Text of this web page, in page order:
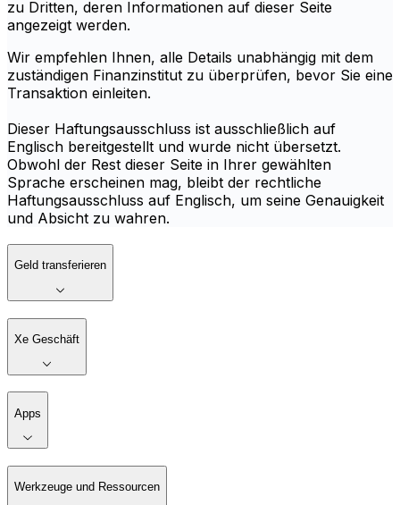
zu Dritten, deren Informationen auf dieser Seite
angezeigt werden.
Wir empfehlen Ihnen, alle Details unabhängig mit dem
zuständigen Finanzinstitut zu überprüfen, bevor Sie eine
Transaktion einleiten.
Dieser Haftungsausschluss ist ausschließlich auf
Englisch bereitgestellt und wurde nicht übersetzt.
Obwohl der Rest dieser Seite in Ihrer gewählten
Sprache erscheinen mag, bleibt der rechtliche
Haftungsausschluss auf Englisch, um seine Genauigkeit
und Absicht zu wahren.
Geld transferieren
Xe Geschäft
Apps
Werkzeuge und Ressourcen